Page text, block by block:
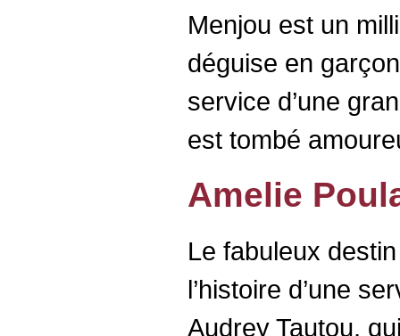
Menjou est un
déguise en
service d’une
est tombé
Amelie
Le fabuleux
l’histoire d’une
Audrey Tautou,